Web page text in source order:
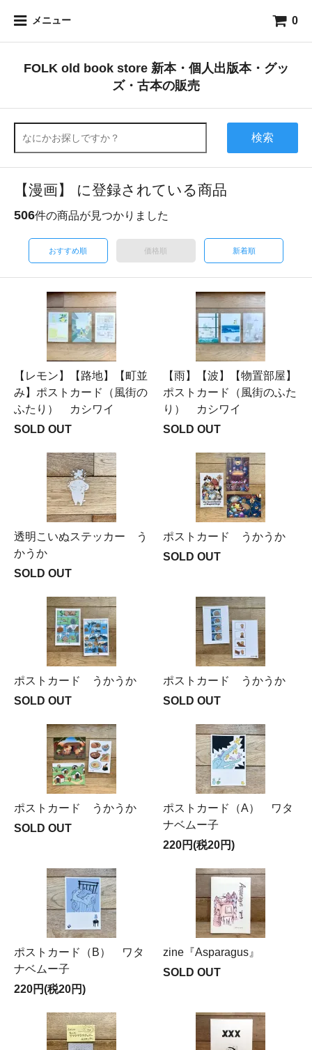
メニュー 0
FOLK old book store 新本・個人出版本・グッ
ズ・古本の販売
検索
【漫画】 に登録されている商品
506件の商品が見つかりました
おすすめ順 価格順 新着順
【レモン】【路地】【町並
み】ポストカード（風街の
ふたり） カシワイ
SOLD OUT
【雨】【波】【物置部屋】
ポストカード（風街のふた
り） カシワイ
SOLD OUT
透明こいぬステッカー う
かうか
SOLD OUT
ポストカード うかうか
SOLD OUT
ポストカード うかうか
SOLD OUT
ポストカード うかうか
SOLD OUT
ポストカード うかうか
SOLD OUT
ポストカード（A） ワタ
ナベムー子
220円(税20円)
ポストカード（B） ワタ
ナベムー子
220円(税20円)
zine『Asparagus』
SOLD OUT